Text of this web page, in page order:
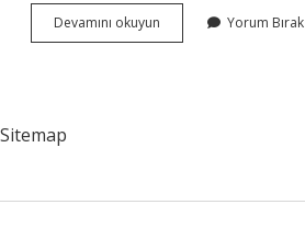
Devamını okuyun
Fırtınası
Yorum Bırak
Sitemap